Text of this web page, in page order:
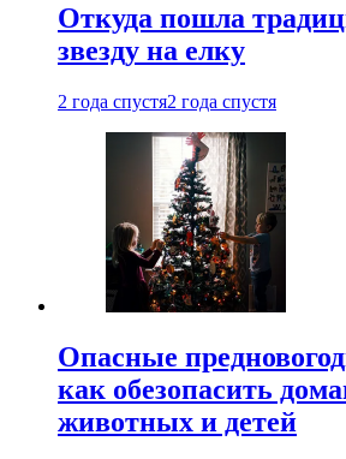
Откуда пошла
звезду на елку
2 года спустя2 года спустя
Опасные
как обезопасить
животных и детей